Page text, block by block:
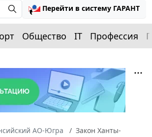
Перейти в систему ГАРАНТ
Общество IT Профессия
АО-Югра
Закон Ханты-